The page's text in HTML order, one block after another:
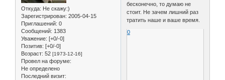
Откуда: Не скажу:)
Зарегистрирован: 2005-04-15
Приглашений: 0
Сообщений: 1383
Уважение: [+0/-0]
Позитив: [+0/-0]
Возраст: 52 [1973-12-16]
Провел на форуме:
Не определено
Последний визит:
бесконечно, то думаю не
стоит. Не зачем лишний раз
тратить наше и ваше время.
0